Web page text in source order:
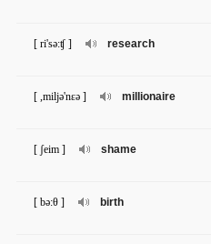
research
[ ri'sə:ʧ ]
millionaire
[ ,miljə'nɛə ]
shame
[ ʃeim ]
birth
[ bə:θ ]